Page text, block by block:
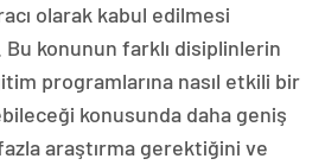
olarak kabul edilmesi
konunun farklı disiplinlerin
programlarına nasıl etkili bir
konusunda daha geniş
araştırma gerektiğini ve